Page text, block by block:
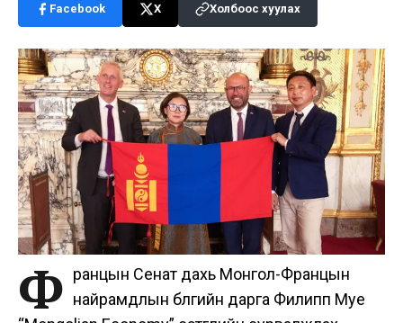
Facebook X Холбоос хуулах
Ф ранцын Сенат дахь Монгол-Францын
найрамдлын бүлгийн дарга Филипп Муе